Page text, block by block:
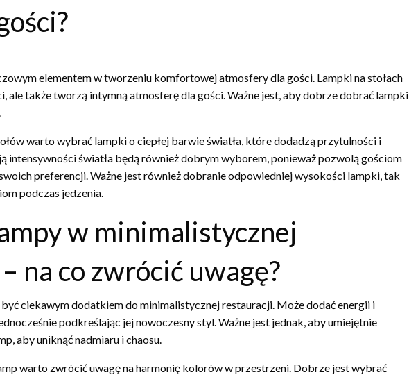
elementem w tworzeniu komfortowej atmosfery dla gości. Lampki na stołach
ale także tworzą intymną atmosferę dla gości. Ważne jest, aby dobrze dobrać lampki
warto wybrać lampki o ciepłej barwie światła, które dodadzą przytulności i
intensywności światła będą również dobrym wyborem, ponieważ pozwolą gościom
preferencji. Ważne jest również dobranie odpowiedniej wysokości lampki, tak
podczas jedzenia.
w minimalistycznej
na co zwrócić uwagę?
ciekawym dodatkiem do minimalistycznej restauracji. Może dodać energii i
podkreślając jej nowoczesny styl. Ważne jest jednak, aby umiejętnie
aby uniknąć nadmiaru i chaosu.
warto zwrócić uwagę na harmonię kolorów w przestrzeni. Dobrze jest wybrać